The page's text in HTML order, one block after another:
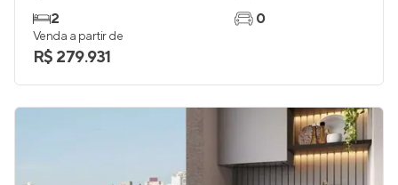
2
0
Venda a partir de
R$ 279.931